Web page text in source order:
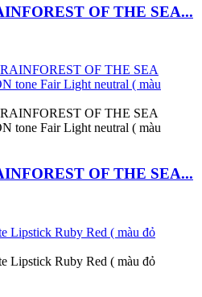
OF THE SEA...
OF THE SEA...